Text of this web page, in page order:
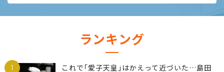
ランキング
1
これで｢愛子天皇｣はかえって近づいた…島田